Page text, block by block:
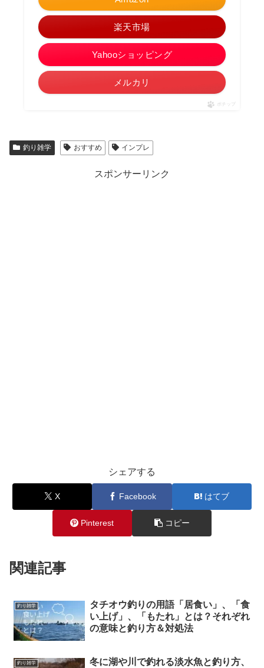
楽天市場
Yahooショッピング
メルカリ
ポチップ
釣り雑学 おすすめ インプレ
スポンサーリンク
シェアする
X Facebook はてブ
Pinterest コピー
関連記事
釣り雑学
タチオウ釣りの用語「居食い」、「食
い上げ」、「もたれ」とは？それぞれ
の意味と釣り方＆対処法
釣り雑学
冬に湖や川で釣れる淡水魚と釣り方、